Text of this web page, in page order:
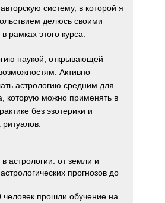
систему, в которой я
делюсь своими
рамках этого курса.
наукой, открывающей
Активно
астрологию средним для
которую можно применять в
без эзотерики и
астрологии: от земли и
прогнозов до
человек прошли обучение на